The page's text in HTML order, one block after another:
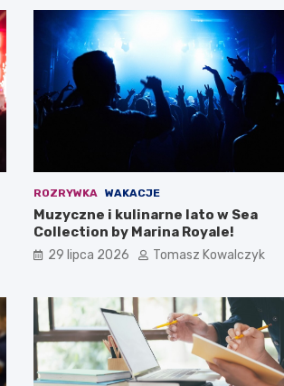
ROZRYWKA WAKACJE
Muzyczne i kulinarne lato w Sea
Collection by Marina Royale!
29 lipca 2026 Tomasz Kowalczyk